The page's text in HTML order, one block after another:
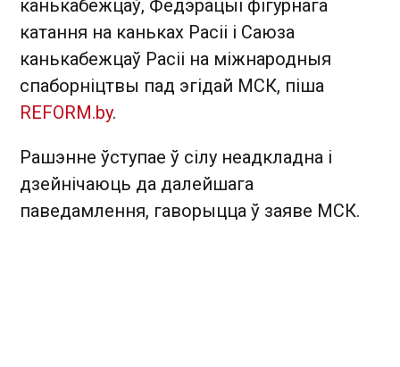
канькабежцаў, Федэрацыі фігурнага
катання на каньках Расіі і Саюза
канькабежцаў Расіі на міжнародныя
спаборніцтвы пад эгідай МСК, піша
REFORM.by.
Рашэнне ўступае ў сілу неадкладна і
дзейнічаюць да далейшага
паведамлення, гаворыцца ў заяве МСК.